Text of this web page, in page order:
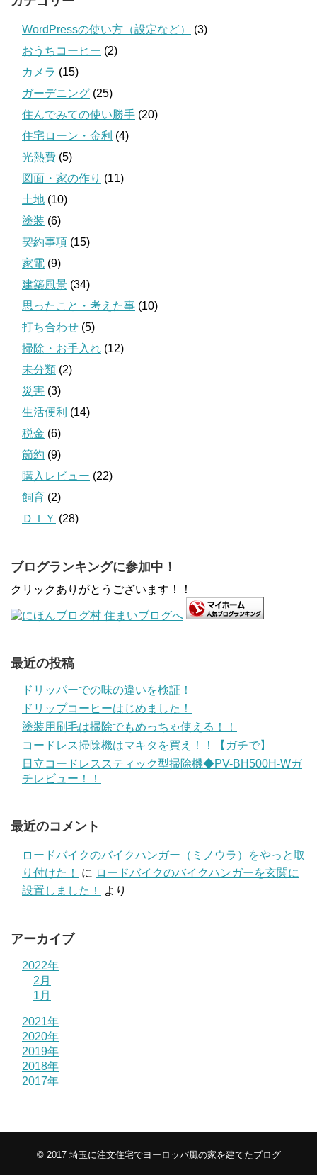
WordPressの使い方（設定など）
(3)
おうちコーヒー (2)
カメラ (15)
ガーデニング (25)
住んでみての使い勝手 (20)
住宅ローン・金利 (4)
光熱費 (5)
図面・家の作り (11)
土地 (10)
塗装 (6)
契約事項 (15)
家電 (9)
建築風景 (34)
思ったこと・考えた事 (10)
打ち合わせ (5)
掃除・お手入れ (12)
未分類 (2)
災害 (3)
生活便利 (14)
税金 (6)
節約 (9)
購入レビュー (22)
飼育 (2)
ＤＩＹ (28)
ブログランキングに参加中！
クリックありがとうございます！！
最近の投稿
ドリッパーでの味の違いを検証！
ドリップコーヒーはじめました！
塗装用刷毛は掃除でもめっちゃ使える！！
コードレス掃除機はマキタを買え！！【ガチで】
日立コードレススティック型掃除機◆PV-BH500H-Wガ
チレビュー！！
最近のコメント
ロードバイクのバイクハンガー（ミノウラ）をやっと取
り付けた！
に ロードバイクのバイクハンガーを玄関に
設置しました！
より
アーカイブ
2022年
2月
1月
2021年
2020年
2019年
2018年
2017年
© 2017 埼玉に注文住宅でヨーロッパ風の家を建てたブログ